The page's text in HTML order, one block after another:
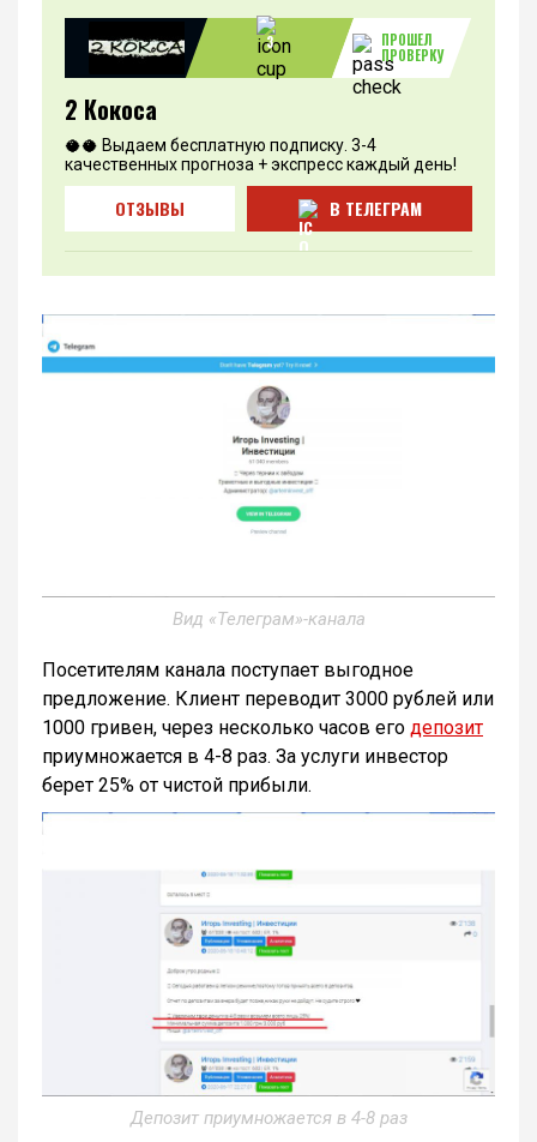
3
ПРОШЕЛ
ПРОВЕРКУ
2 Кокоса
🥥🥥 Выдаем бесплатную подписку. 3-4
качественных прогноза + экспресс каждый день!
ОТЗЫВЫ В ТЕЛЕГРАМ
Вид «Телеграм»-канала
Посетителям канала поступает выгодное
предложение. Клиент переводит 3000 рублей или
1000 гривен, через несколько часов его депозит
приумножается в 4-8 раз. За услуги инвестор
берет 25% от чистой прибыли.
Депозит приумножается в 4-8 раз